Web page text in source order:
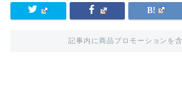
記事内に商品プロモーションを